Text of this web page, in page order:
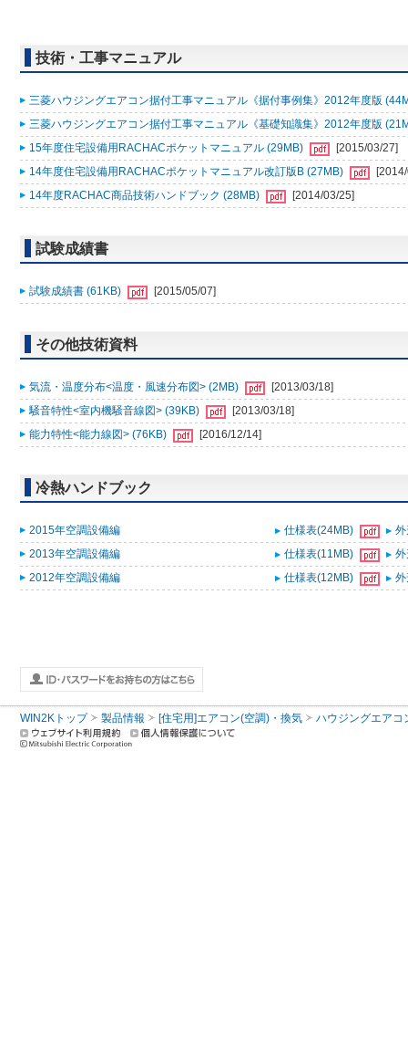
技術・工事マニュアル
三菱ハウジングエアコン据付工事マニュアル《据付事例集》2012年度版
三菱ハウジングエアコン据付工事マニュアル《基礎知識集》2012年度版
15年度住宅設備用RACHACポケットマニュアル (29MB)
[2015/03/27]
14年度住宅設備用RACHACポケットマニュアル改訂版B (27MB)
14年度RACHAC商品技術ハンドブック (28MB)
[2014/03/25]
試験成績書
試験成績書 (61KB) [2015/05/07]
その他技術資料
気流・温度分布<温度・風速分布図> (2MB)
[2013/03/18]
騒音特性<室内機騒音線図> (39KB)
[2013/03/18]
能力特性<能力線図> (76KB)
[2016/12/14]
冷熱ハンドブック
2015年空調設備編 仕様表(24MB)
2013年空調設備編
仕様表(11MB)
2012年空調設備編
仕様表(12MB)
WIN2Kトップ 製品情報 [住宅用]エアコン(空調)・換気 ハウジングエアコ